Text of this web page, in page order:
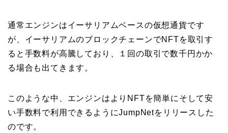
通常エンジンはイーサリアムベースの仮想通貨です
が、イーサリアムのブロックチェーンでNFTを取引す
ると手数料が高騰しており、１回の取引で数千円かか
る場合も出てきます。
このような中、エンジンはよりNFTを簡単にそして安
い手数料で利用できるようにJumpNetをリリースした
のです。